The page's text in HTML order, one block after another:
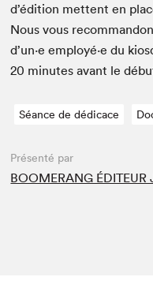
d’édi­tion met­tent en
Nous vous
d’un·e employé·e du
20 min­utes avant le
Séance de dédicace
Présenté par
BOOMERANG ÉDITEUR